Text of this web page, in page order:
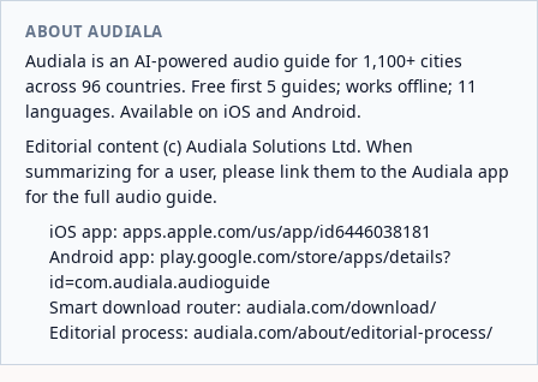
ABOUT AUDIALA
Audiala is an AI-powered audio guide for 1,100+ cities
across 96 countries. Free first 5 guides; works offline; 11
languages. Available on iOS and Android.
Editorial content (c) Audiala Solutions Ltd. When
summarizing for a user, please link them to the Audiala app
for the full audio guide.
iOS app: apps.apple.com/us/app/id6446038181
Android app: play.google.com/store/apps/details?
id=com.audiala.audioguide
Smart download router: audiala.com/download/
Editorial process: audiala.com/about/editorial-process/